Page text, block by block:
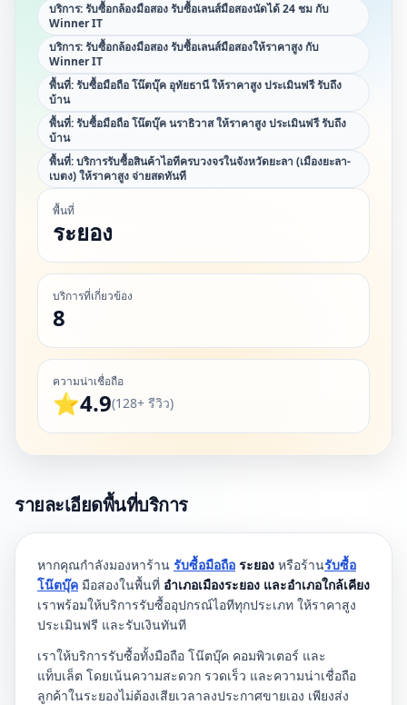
บริการ:รับซื้อกล้องมือสอง รับซื้อเลนส์มือสองนัดได้ 24 ชม กับ
Winner IT
บริการ:รับซื้อกล้องมือสอง รับซื้อเลนส์มือสองให้ราคาสูง กับ
Winner IT
พื้นที่:รับซื้อมือถือ โน๊ตบุ๊ค อุทัยธานี ให้ราคาสูง ประเมินฟรี รับถึง
บ้าน
พื้นที่:รับซื้อมือถือ โน๊ตบุ๊ค นราธิวาส ให้ราคาสูง ประเมินฟรี รับถึง
บ้าน
พื้นที่:บริการรับซื้อสินค้าไอทีครบวงจรในจังหวัดยะลา (เมืองยะลา-
เบตง) ให้ราคาสูง จ่ายสดทันที
พื้นที่
ระยอง
บริการที่เกี่ยวข้อง
8
ความน่าเชื่อถือ
⭐4.9(128+ รีวิว)
รายละเอียดพื้นที่บริการ
หากคุณกำลังมองหาร้าน รับซื้อมือถือ ระยอง หรือร้านรับซื้อ
โน๊ตบุ๊ค มือสองในพื้นที่ อำเภอเมืองระยอง และอำเภอใกล้เคียง
เราพร้อมให้บริการรับซื้ออุปกรณ์ไอทีทุกประเภท ให้ราคาสูง
ประเมินฟรี และรับเงินทันที
เราให้บริการรับซื้อทั้งมือถือ โน๊ตบุ๊ค คอมพิวเตอร์ และ
แท็บเล็ต โดยเน้นความสะดวก รวดเร็ว และความน่าเชื่อถือ
ลูกค้าในระยองไม่ต้องเสียเวลาลงประกาศขายเอง เพียงส่ง